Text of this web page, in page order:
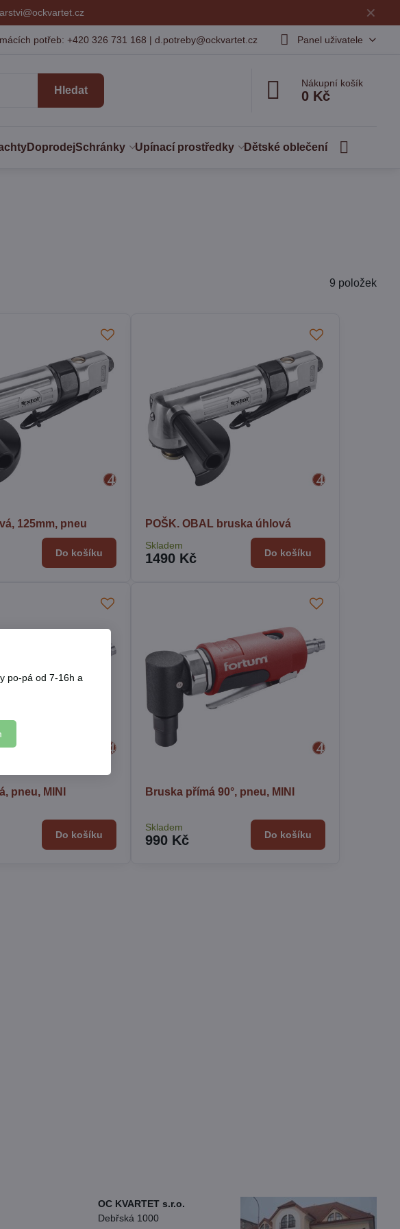
✕
potřeb: +420 326 731 168 | d.potreby@ockvartet.cz Panel uživatele
Hledat
Nákupní košík
0 Kč
DoprodejSchránky Upínací prostředky Dětské oblečení
9 položek
125mm, pneu
Do košíku
POŠK. OBAL bruska úhlová
Skladem
1490 Kč Do košíku
pneu, MINI
Do košíku
Bruska přímá 90°, pneu, MINI
Skladem
990 Kč Do košíku
OC KVARTET s.r.o.
Debřská 1000
po-pá od 7-16h a